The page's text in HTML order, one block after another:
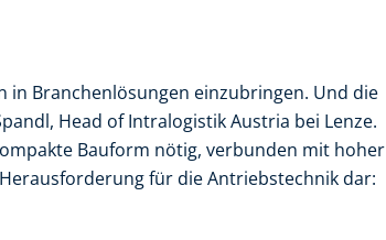
in Branchenlösungen einzubringen. Und die
Head of Intralogistik Austria bei Lenze.
Bauform nötig, verbunden mit hoher
für die Antriebstechnik dar: